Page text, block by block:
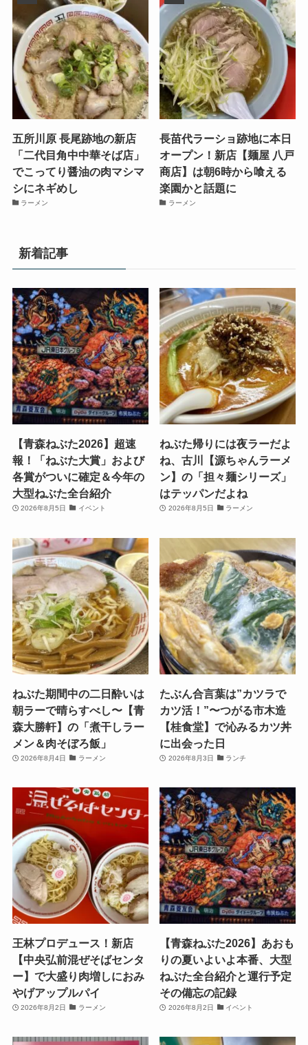
五所川原 長尾跡地の新店
「二代目角中中華そば店」
でこってり醤油の肉マシマ
シにネギめし
ラーメン
長苗代ラーショ跡地に本日
オープン！新店【麺屋 八戸
商店】は朝6時から喰える
楽園かと話題に
ラーメン
新着記事
【青森ねぶた2026】超速
報！「ねぶた大賞」および
各賞がついに確定＆今年の
大型ねぶた全台紹介
2026年8月5日 イベント
ねぶた帰りには夜ラーだよ
ね、古川【源ちゃんラーメ
ン】の「担々麺シリーズ」
はテッパンだよね
2026年8月5日 ラーメン
ねぶた期間中の二日酔いは
朝ラーで晴らすべし〜【青
森大勝軒】の「煮干しラー
メン＆肉そぼろ飯」
2026年8月4日 ラーメン
たぶん合言葉は”カツラで
カツ活！”〜つがる市木造
【桂食堂】で沁みるカツ丼
に出会った日
2026年8月3日 ランチ
王林プロデュース！新店
【中央弘前混ぜそばセンタ
ー】で大盛り肉増しにおみ
やげアップルパイ
2026年8月2日 ラーメン
【青森ねぶた2026】あおも
りの夏いよいよ本番、大型
ねぶた全台紹介と運行予定
その備忘の記録
2026年8月2日 イベント